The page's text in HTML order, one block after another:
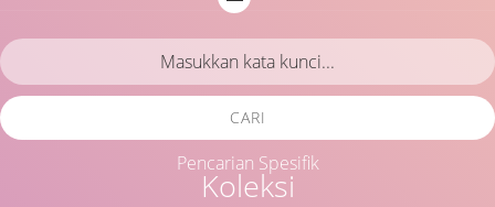
Koleksi
CARI
Pencarian Spesifik